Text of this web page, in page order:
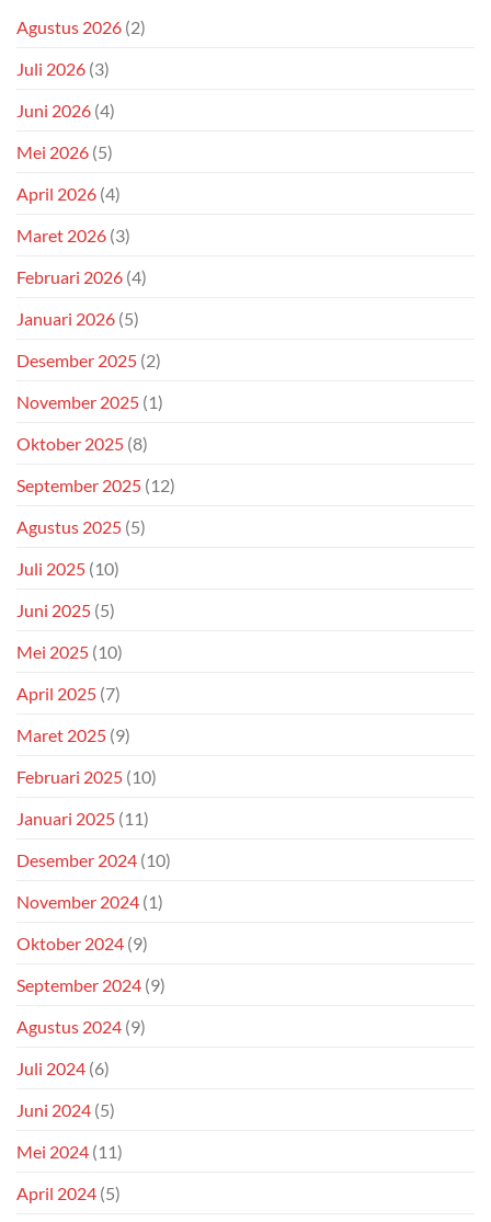
Agustus 2026 (2)
Juli 2026 (3)
Juni 2026 (4)
Mei 2026 (5)
April 2026 (4)
Maret 2026 (3)
Februari 2026 (4)
Januari 2026 (5)
Desember 2025 (2)
November 2025 (1)
Oktober 2025 (8)
September 2025 (12)
Agustus 2025 (5)
Juli 2025 (10)
Juni 2025 (5)
Mei 2025 (10)
April 2025 (7)
Maret 2025 (9)
Februari 2025 (10)
Januari 2025 (11)
Desember 2024 (10)
November 2024 (1)
Oktober 2024 (9)
September 2024 (9)
Agustus 2024 (9)
Juli 2024 (6)
Juni 2024 (5)
Mei 2024 (11)
April 2024 (5)